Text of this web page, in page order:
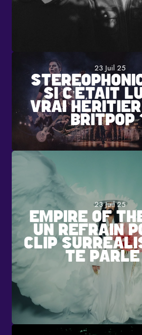
23 Juil 25
SI C’ÉTAIT
VRAI
BRITPOP
23 Juil 25
EMPIRE OF
UN REFRAIN
CLIP
TE